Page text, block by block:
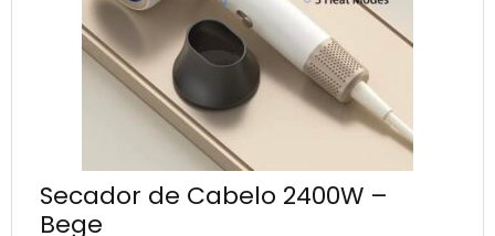
Secador de Cabelo 2400W –
Bege